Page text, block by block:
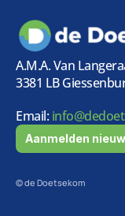
A.M.A. Van
3381 LB
Email:
Aanmelden
© de Doetsekom